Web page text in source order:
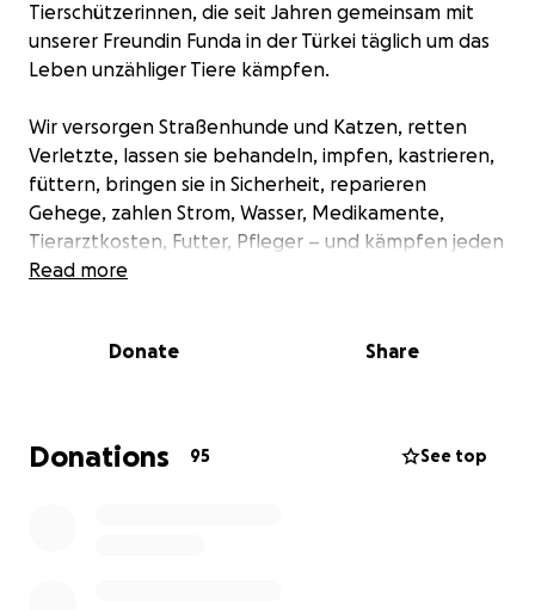
Tierschützerinnen, die seit Jahren gemeinsam mit
unserer Freundin Funda in der Türkei täglich um das
Leben unzähliger Tiere kämpfen.
Wir versorgen Straßenhunde und Katzen, retten
Verletzte, lassen sie behandeln, impfen, kastrieren,
füttern, bringen sie in Sicherheit, reparieren
Gehege, zahlen Strom, Wasser, Medikamente,
Tierarztkosten, Futter, Pfleger – und kämpfen jeden
Tag weiter, auch wenn wir kaum noch wissen, wie.
Verantwortung.
Diese Summe entstand nicht durch Verschwendung,
Read more
Donate Share
Donations 95 See top